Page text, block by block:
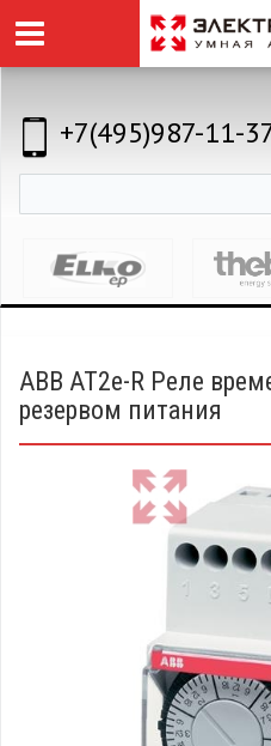
+7(495)987-11-
ABB AT2e-R Реле
резервом питания